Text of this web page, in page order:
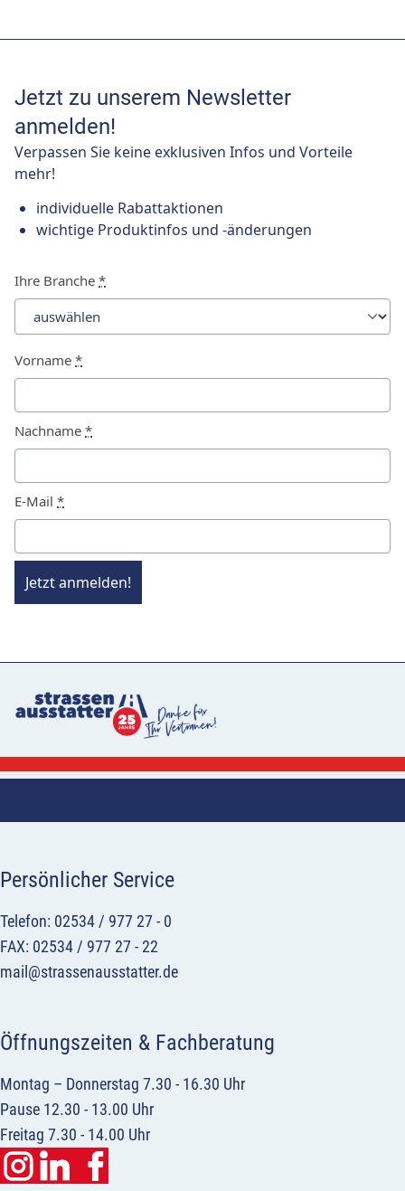
Jetzt zu unserem Newsletter
anmelden!
Verpassen Sie keine exklusiven Infos und Vorteile
mehr!
individuelle Rabattaktionen
wichtige Produktinfos und -änderungen
Ihre Branche *
Vorname *
Nachname *
E-Mail *
Jetzt anmelden!
Persönlicher Service
Telefon: 02534 / 977 27 - 0
FAX: 02534 / 977 27 - 22
mail@strassenausstatter.de
Öffnungszeiten & Fachberatung
Montag – Donnerstag 7.30 - 16.30 Uhr
Pause 12.30 - 13.00 Uhr
Freitag 7.30 - 14.00 Uhr